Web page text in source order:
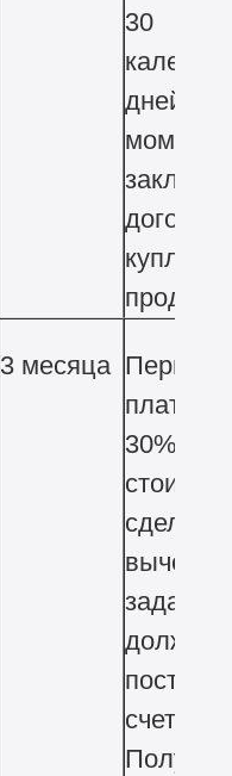
30
дней с
момента
купли-
3 месяца Первый
платеж
30% от
сделки
вычетом
задатка
должен
счет